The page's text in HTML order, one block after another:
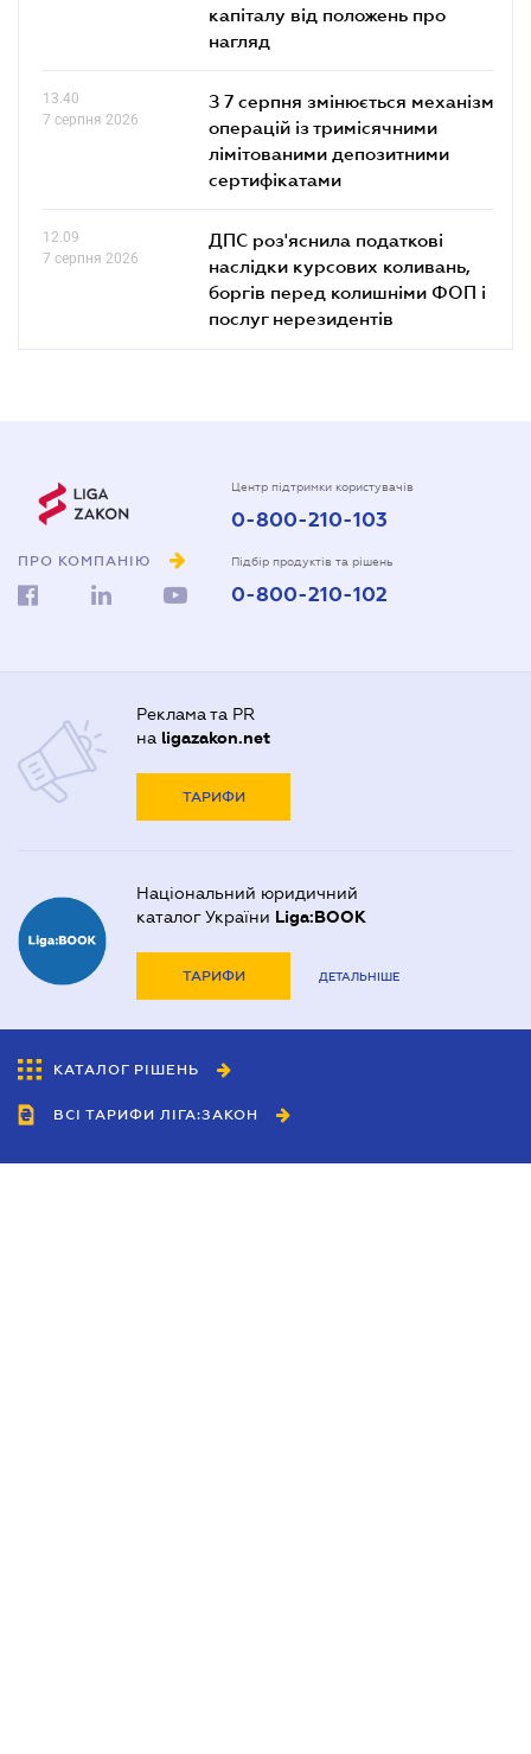
капіталу від положень про
нагляд
13.40
7 серпня 2026
З 7 серпня змінюється механізм
операцій із тримісячними
лімітованими депозитними
сертифікатами
12.09
7 серпня 2026
ДПС роз'яснила податкові
наслідки курсових коливань,
боргів перед колишніми ФОП і
послуг нерезидентів
ПРО КОМПАНІЮ
Центр підтримки користувачів
0-800-210-103
Підбір продуктів та рішень
0-800-210-102
Реклама та PR
на ligazakon.net
ТАРИФИ
Національний юридичний
каталог України Liga:BOOK
ТАРИФИ ДЕТАЛЬНІШЕ
КАТАЛОГ РІШЕНЬ
ВСІ ТАРИФИ ЛІГА:ЗАКОН